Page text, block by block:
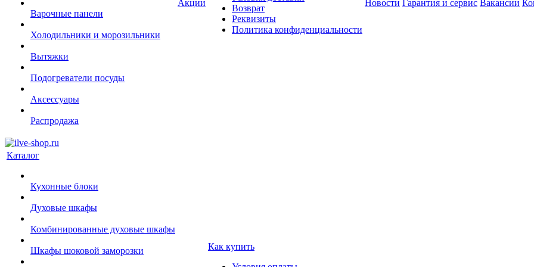
Варочные панели
Холодильники и морозильники
Вытяжки
Подогреватели посуды
Аксессуары
Распродажа
Акции
Возврат
Реквизиты
Политика конфиденциальности
Новости Гарантия и сервис Вакансии
Каталог
Кухонные блоки
Духовые шкафы
Комбинированные духовые шкафы
Шкафы шоковой заморозки
Как купить